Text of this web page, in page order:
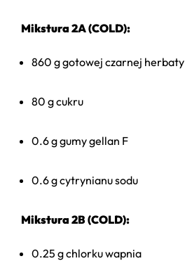
Mikstura 2A (COLD):
860 g gotowej czarnej herbaty
80 g cukru
0.6 g gumy gellan F
0.6 g cytrynianu sodu
Mikstura 2B (COLD):
0.25 g chlorku wapnia